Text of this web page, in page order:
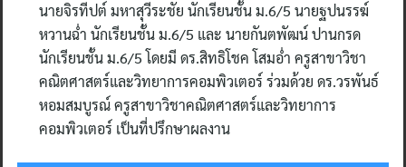
นายจิรทีปต์ มหาสุวีระชัย นักเรียนชั้น ม.6/5 นายฐปนรรฆ์
หวานฉ่ำ นักเรียนชั้น ม.6/5 และ นายกันตพัฒน์ ปานกรด
นักเรียนชั้น ม.6/5 โดยมี ดร.สิทธิโชค โสมอ่ำ ครูสาขาวิชา
คณิตศาสตร์และวิทยาการคอมพิวเตอร์ ร่วมด้วย ดร.วรพันธ์
หอมสมบูรณ์ ครูสาขาวิชาคณิตศาสตร์และวิทยาการ
คอมพิวเตอร์ เป็นที่ปรึกษาผลงาน